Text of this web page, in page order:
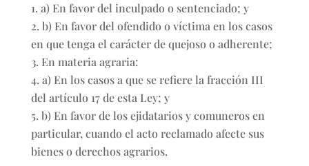
a) En favor del inculpado o sentenciado; y
b) En favor del ofendido o víctima en los casos
en que tenga el carácter de quejoso o adherente;
En materia agraria:
a) En los casos a que se refiere la fracción III
del artículo 17 de esta Ley; y
b) En favor de los ejidatarios y comuneros en
particular, cuando el acto reclamado afecte sus
bienes o derechos agrarios.